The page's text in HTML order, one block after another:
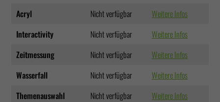
Acryl
Nicht verfügbar
Weitere Infos
Interactivity
Nicht verfügbar
Weitere Infos
Zeitmessung
Nicht verfügbar
Weitere Infos
Wasserfall
Nicht verfügbar
Weitere Infos
Themenauswahl
Nicht verfügbar
Weitere Infos